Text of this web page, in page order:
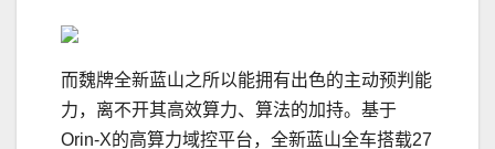
而魏牌全新蓝山之所以能拥有出色的主动预判能
力，离不开其高效算力、算法的加持。基于
Orin-X的高算力域控平台，全新蓝山全车搭载27